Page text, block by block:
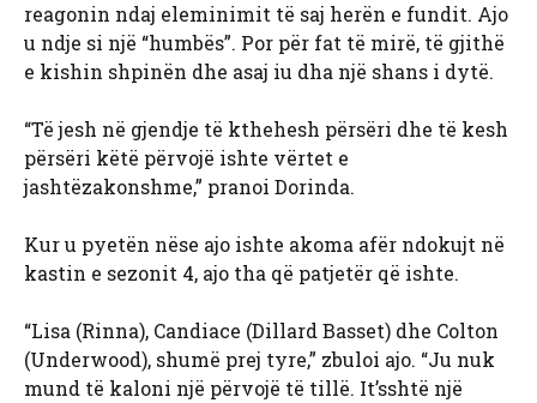
reagonin ndaj eleminimit të saj herën e fundit. Ajo
u ndje si një “humbës”. Por për fat të mirë, të gjithë
e kishin shpinën dhe asaj iu dha një shans i dytë.
“Të jesh në gjendje të kthehesh përsëri dhe të kesh
përsëri këtë përvojë ishte vërtet e
jashtëzakonshme,” pranoi Dorinda.
Kur u pyetën nëse ajo ishte akoma afër ndokujt në
kastin e sezonit 4, ajo tha që patjetër që ishte.
“Lisa (Rinna), Candiace (Dillard Basset) dhe Colton
(Underwood), shumë prej tyre,” zbuloi ajo. “Ju nuk
mund të kaloni një përvojë të tillë. It’sshtë një